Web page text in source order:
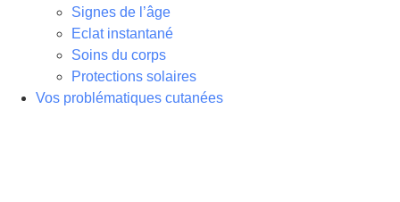
Signes de l’âge
Eclat instantané
Soins du corps
Protections solaires
Vos problématiques cutanées